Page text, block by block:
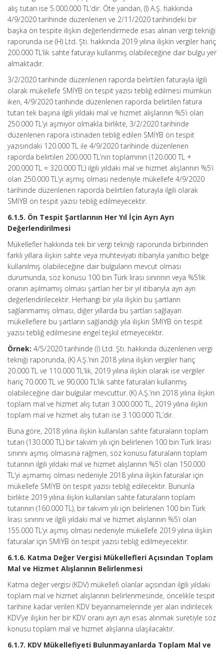
alış tutarı ise 5.000.000 TL’dir. Öte yandan, (I) A.Ş. hakkında
4/9/2020 tarihinde düzenlenen ve 2/11/2020 tarihindeki bir
başka ön tespite ilişkin değerlendirmede esas alınan vergi tekniği
raporunda ise (H) Ltd. Şti. hakkında 2019 yılına ilişkin vergiler hariç
200.000 TL’lik sahte faturayı kullanmış olabileceğine dair bulgu yer
almaktadır.
3/2/2020 tarihinde düzenlenen raporda belirtilen faturayla ilgili
olarak mükellefe SMİYB ön tespit yazısı tebliğ edilmesi mümkün
iken, 4/9/2020 tarihinde düzenlenen raporda belirtilen fatura
tutarı tek başına ilgili yıldaki mal ve hizmet alışlarının %5’i olan
250.000 TL’yi aşmıyor olmakla birlikte, 3/2/2020 tarihinde
düzenlenen rapora istinaden tebliğ edilen SMİYB ön tespit
yazısındaki 120.000 TL ile 4/9/2020 tarihinde düzenlenen
raporda belirtilen 200.000 TL’nin toplamının (120.000 TL +
200.000 TL = 320.000 TL) ilgili yıldaki mal ve hizmet alışlarının %5’i
olan 250.000 TL’yi aşmış olması nedeniyle mükellefe 4/9/2020
tarihinde düzenlenen raporda belirtilen faturayla ilgili olarak
SMİYB ön tespit yazısı tebliğ edilmeyecektir.
6.1.5. Ön Tespit Şartlarının Her Yıl İçin Ayrı Ayrı
Değerlendirilmesi
Mükellefler hakkında tek bir vergi tekniği raporunda birbirinden
farklı yıllara ilişkin sahte veya muhteviyatı itibarıyla yanıltıcı belge
kullanılmış olabileceğine dair bulguların mevcut olması
durumunda, söz konusu 100 bin Türk lirası sınırının veya %5’lik
oranın aşılmamış olması şartları her bir yıl itibarıyla ayrı ayrı
değerlendirilecektir. Herhangi bir yıla ilişkin bu şartların
sağlanmamış olması, diğer yıllarda bu şartları sağlayan
mükelleflere bu şartların sağlandığı yıla ilişkin SMİYB ön tespit
yazısı tebliğ edilmesine engel teşkil etmeyecektir.
Örnek: 4/5/2020 tarihinde (İ) Ltd. Şti. hakkında düzenlenen vergi
tekniği raporunda, (K) A.Ş.’nin 2018 yılına ilişkin vergiler hariç
20.000 TL ve 110.000 TL’lik, 2019 yılına ilişkin olarak ise vergiler
hariç 70.000 TL ve 90.000 TL’lik sahte faturaları kullanmış
olabileceğine dair bulgular mevcuttur. (K) A.Ş.’nin 2018 yılına ilişkin
toplam mal ve hizmet alış tutarı 3.000.000 TL, 2019 yılına ilişkin
toplam mal ve hizmet alış tutarı ise 3.100.000 TL’dir.
Buna göre, 2018 yılına ilişkin kullanılan sahte faturaların toplam
tutarı (130.000 TL) bir takvim yılı için belirlenen 100 bin Türk lirası
sınırını aşmış olmasına rağmen, söz konusu faturaların toplam
tutarının ilgili yıldaki mal ve hizmet alışlarının %5’i olan 150.000
TL’yi aşmamış olması nedeniyle 2018 yılına ilişkin faturalar için
mükellefe SMİYB ön tespit yazısı tebliğ edilecektir. Bununla
birlikte 2019 yılına ilişkin kullanılan sahte faturaların toplam
tutarının (160.000 TL), bir takvim yılı için belirlenen 100 bin Türk
lirası sınırını ve ilgili yıldaki mal ve hizmet alışlarının %5’i olan
155.000 TL’yi aşmış olması nedeniyle mükellefe 2019 yılına ilişkin
faturalar için SMİYB ön tespit yazısı tebliğ edilmeyecektir.
6.1.6. Katma Değer Vergisi Mükellefleri Açısından Toplam
Mal ve Hizmet Alışlarının Belirlenmesi
Katma değer vergisi (KDV) mükellefi olanlar açısından ilgili yıldaki
toplam mal ve hizmet alışlarının belirlenmesinde, öncelikle tespit
tarihine kadar verilen KDV beyannamelerinde yer alan indirilecek
KDV’ye ilişkin her bir KDV oranı ayrı ayrı esas alınmak suretiyle söz
konusu toplam mal ve hizmet alışlarına ulaşılacaktır.
6.1.7. KDV Mükellefiyeti Bulunmayanlarda Toplam Mal ve